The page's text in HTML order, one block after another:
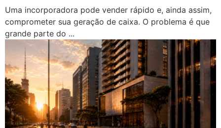
Uma incorporadora pode vender rápido e, ainda assim,
comprometer sua geração de caixa. O problema é que
grande parte do ...